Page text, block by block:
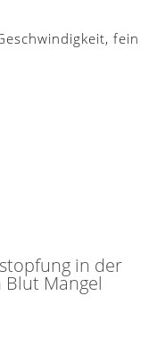
fein
in der
Mangel